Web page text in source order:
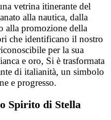
vetrina itinerante del
alla nautica, dalla
alla promozione della
che identificano il nostro
per la sua
e oro, Si è trasformata
di italianità, un simbolo
e progresso.
Spirito di Stella